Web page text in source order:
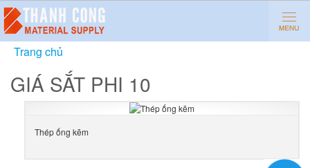
Trang chủ
GIÁ SẮT PHI 10
Thép ống kẽm